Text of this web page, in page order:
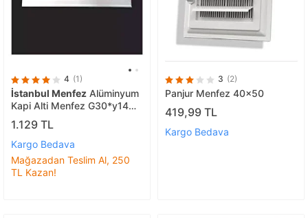
4 (1)
İstanbul Menfez Alüminyum
Kapi Alti Menfez G30*y14
Eloks
1.129 TL
Kargo Bedava
Mağazadan Teslim Al, 250
TL Kazan!
3 (2)
Panjur Menfez 40x50
419,99 TL
Kargo Bedava